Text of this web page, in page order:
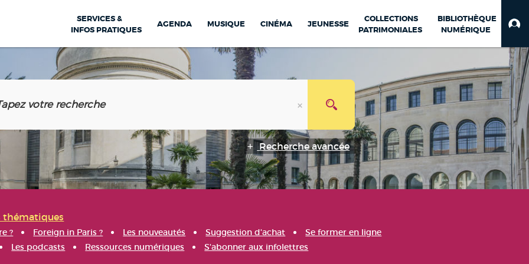
SERVICES &
INFOS PRATIQUES
AGENDA MUSIQUE CINÉMA JEUNESSE
COLLECTIONS
PATRIMONIALES
BIBLIOTHÈQUE
NUMÉRIQUE
Recherche avancée
thématiques
? Foreign in Paris ? Les nouveautés Suggestion d'achat
Se former en ligne
Les podcasts Ressources numériques S'abonner aux infolettres